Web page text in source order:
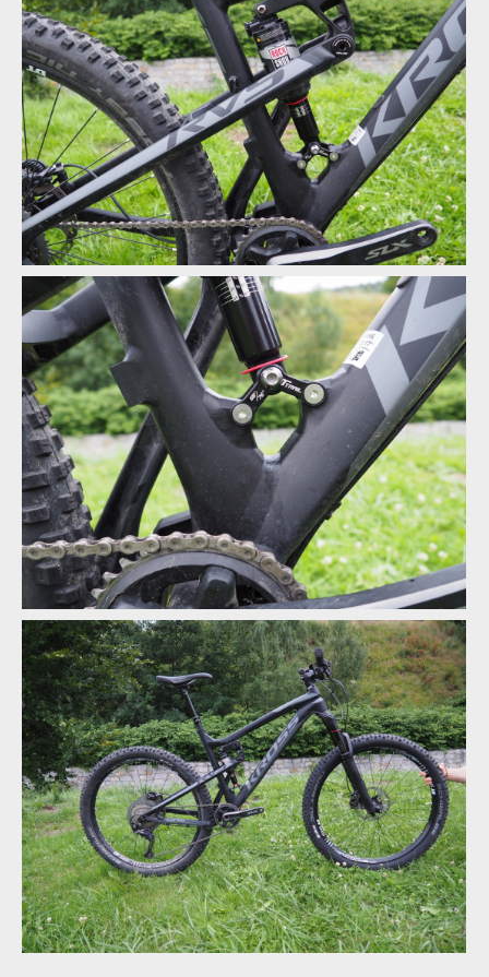
Abby a Verunka vyzkoušeli allmountain a enduro kola Kross
Abby a Verunka vyzkoušeli allmountain a enduro kola Kross
Abby a Verunka vyzkoušeli allmountain a enduro kola Kross
Abby a Verunka vyzkoušeli allmountain a enduro kola Kross
Abby a Verunka vyzkoušeli allmountain a enduro kola Kross
Abby a Verunka vyzkoušeli allmountain a enduro kola Kross